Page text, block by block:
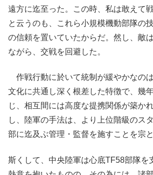
遠方に迄至った。この時、私は敢えて
と云うのも、これら小規模機動部隊の
の信頼を置いていたからだ。然し、敵
ながら、交戦を回避した。
作戦行動に於いて統制が緩やかなの
文化に共通し深く根差した特徴で、幾
じ、相互間には高度な提携関係が築か
し、陸軍の手法は、より上位階級のス
部に迄及ぶ管理・監督を施すことを宗
斯くして、中央陸軍は心底TF58部隊を